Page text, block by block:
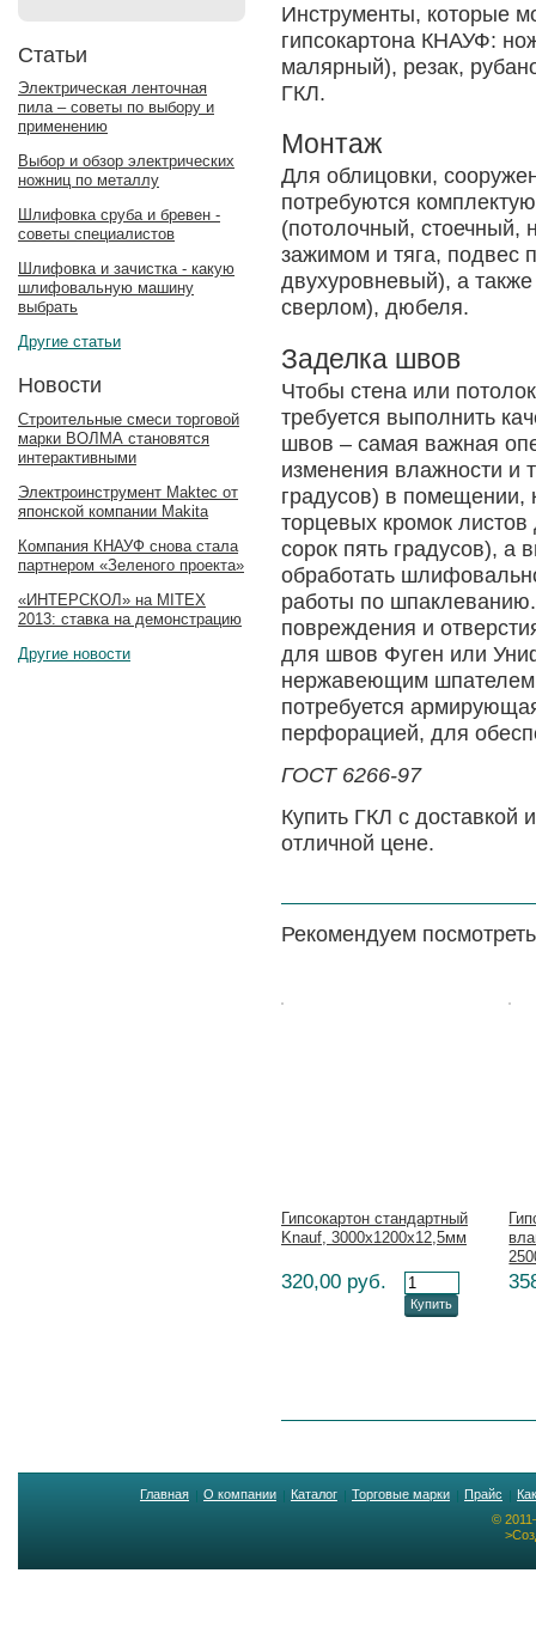
Инструменты, которые
гипсокартона КНАУФ:
малярный), резак,
ГКЛ.
Монтаж
Для облицовки,
потребуются
(потолочный,
зажимом и тяга, подвес
двухуровневый), а
сверлом), дюбеля.
Заделка швов
Чтобы стена или
требуется выполнить
швов – самая важная
изменения влажности и
градусов) в
торцевых кромок
сорок пять градусов), а
обработать
работы по
повреждения и
для швов Фуген или
нержавеющим
потребуется
перфорацией, для
ГОСТ 6266-97
Купить ГКЛ с
отличной цене.
Рекомендуем посмотреть
Гипсокартон стандартный
Knauf, 3000х1200х12,5мм
320,00 руб.
Купить
Статьи
Электрическая ленточная
пила – советы по выбору и
применению
Выбор и обзор электрических
ножниц по металлу
Шлифовка сруба и бревен -
советы специалистов
Шлифовка и зачистка - какую
шлифовальную машину
выбрать
Другие статьи
Новости
Строительные смеси торговой
марки ВОЛМА становятся
интерактивными
Электроинструмент Maktec от
японской компании Makita
Компания КНАУФ снова стала
партнером «Зеленого проекта»
«ИНТЕРСКОЛ» на MITEX
2013: ставка на демонстрацию
Другие новости
Главная О компании Каталог Торговые марки Прайс
©